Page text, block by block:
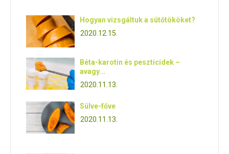
Hogyan vizsgáltuk a sütőtököket?
2020.12.15.
Béta-karotin és peszticidek –
avagy...
2020.11.13.
Sülve-főve
2020.11.13.